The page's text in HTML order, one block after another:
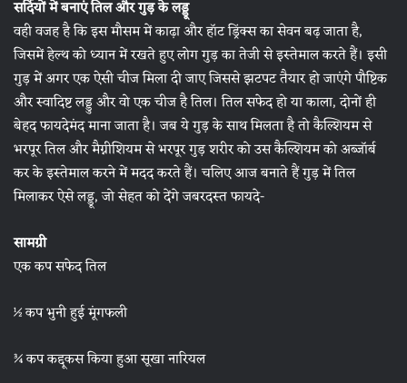
सर्दियों में बनाएं तिल और गुड़ के लड्डू
वही वजह है कि इस मौसम में काढ़ा और हॉट ड्रिंक्स का सेवन बढ़ जाता है,
जिसमें हेल्थ को ध्यान में रखते हुए लोग गुड़ का तेजी से इस्तेमाल करते हैं। इसी
गुड़ में अगर एक ऐसी चीज मिला दी जाए जिससे झटपट तैयार हो जाएंगे पौष्टिक
और स्वादिष्ट लड्डु और वो एक चीज है तिल। तिल सफेद हो या काला, दोनों ही
बेहद फायदेमंद माना जाता है। जब ये गुड़ के साथ मिलता है तो कैल्शियम से
भरपूर तिल और मैग्नीशियम से भरपूर गुड़ शरीर को उस कैल्शियम को अब्जॉर्ब
कर के इस्तेमाल करने में मदद करते हैं। चलिए आज बनाते हैं गुड़ में तिल
मिलाकर ऐसे लड्डू, जो सेहत को देंगे जबरदस्त फायदे-
सामग्री
एक कप सफेद तिल
½ कप भुनी हुई मूंगफली
¾ कप कद्दूकस किया हुआ सूखा नारियल